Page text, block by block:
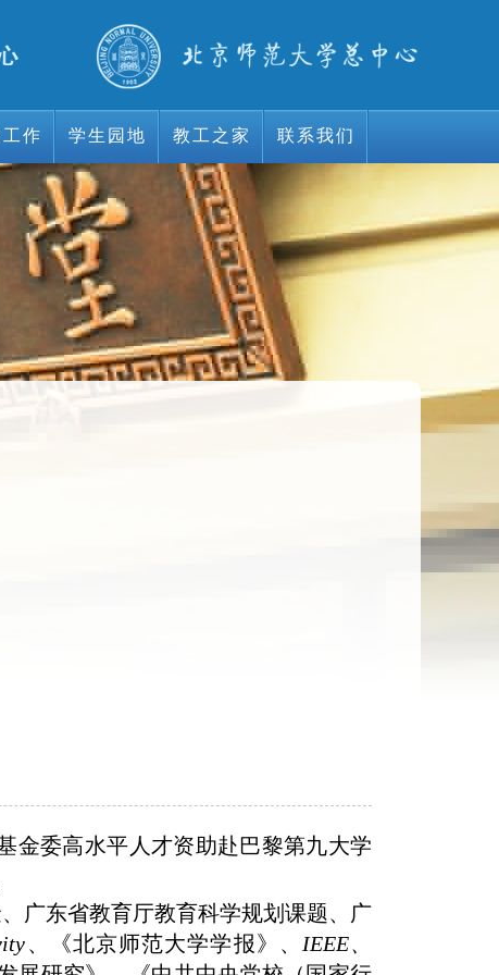
作 学生园地
学生园地
教工之家 联系我们
金委高水平人才资助赴巴黎第九大学
广东省教育厅教育科学规划课题、广
、《北京师范大学学报》、 IEEE、